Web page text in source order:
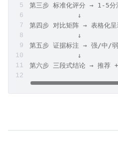
第三步 标准化评分 → 1-5
            ↓
第四步 对比矩阵 → 表格化呈
            ↓
第五步 证据标注 → 强/中/弱
            ↓
第六步 三段式结论 → 推荐